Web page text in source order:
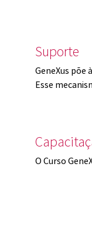
Suporte
GeneXus põe
Esse
O Curso